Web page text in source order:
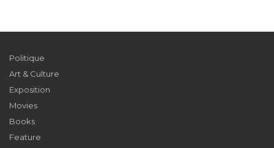
Politique
Art & Culture
Exposition
Movies
Books
Feature